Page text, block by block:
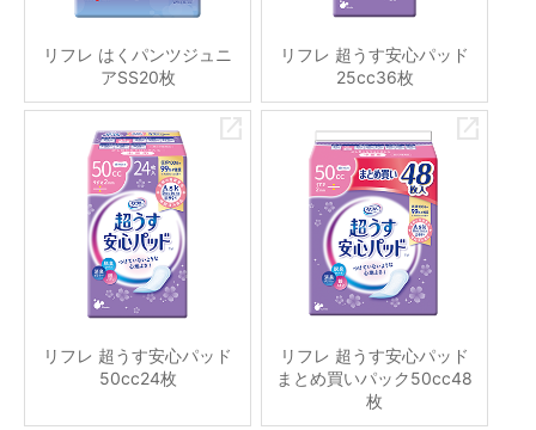
リフレ はくパンツジュニ
アSS20枚
リフレ 超うす安心パッド
25cc36枚
リフレ 超うす安心パッド
50cc24枚
リフレ 超うす安心パッド
まとめ買いパック50cc48
枚